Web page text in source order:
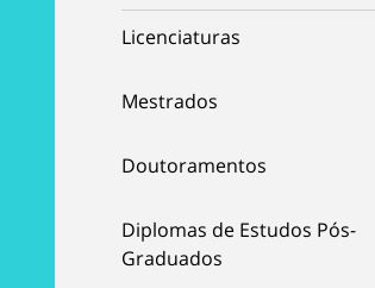
Licenciaturas
Mestrados
Doutoramentos
Diplomas de Estudos Pós-
Graduados